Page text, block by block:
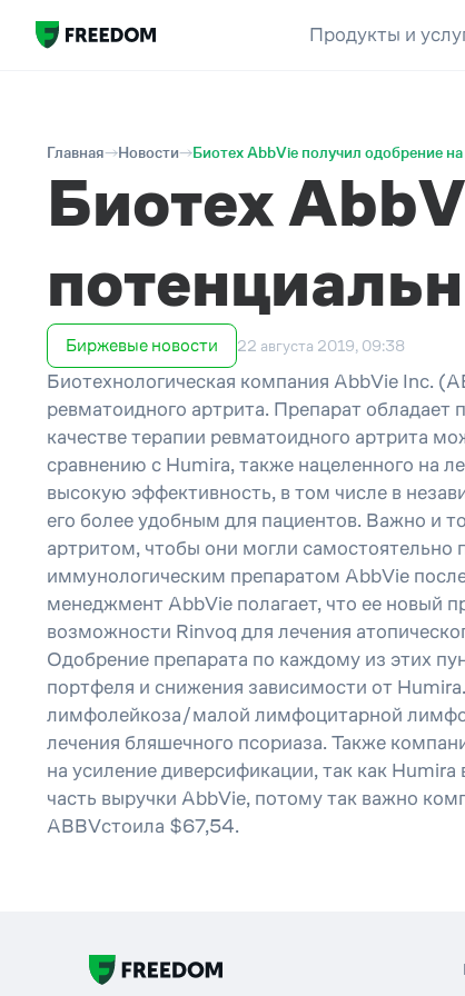
Продукты и
Главная Новости Биотех AbbVie получил одобрение
Биотех
Биржевые новости 22 августа 2019, 09:38
Биотехнологическая компания AbbVie Inc.
ревматоидного артрита. Препарат
качестве терапии ревматоидного артрита
сравнению с Humira, также нацеленного на
высокую эффективность, в том числе в
его более удобным для пациентов. Важно и
артритом, чтобы они могли
иммунологическим препаратом AbbVie
менеджмент AbbVie полагает, что ее новый
возможности Rinvoq для лечения
Одобрение препарата по каждому из этих
портфеля и снижения зависимости от
лимфолейкоза/малой лимфоцитарной
лечения бляшечного псориаза. Также
на усиление диверсификации, так как
часть выручки AbbVie, потому так важно
ABBVстоила $67,54.